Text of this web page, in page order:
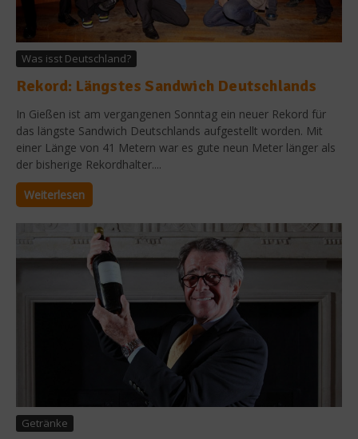
Was isst Deutschland?
Rekord: Längstes Sandwich Deutschlands
In Gießen ist am vergangenen Sonntag ein neuer Rekord für
das längste Sandwich Deutschlands aufgestellt worden. Mit
einer Länge von 41 Metern war es gute neun Meter länger als
der bisherige Rekordhalter....
Weiterlesen
Getränke